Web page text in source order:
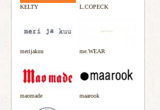
KELTY L.COPECK
merijakuu me.WEAR
maomade maarook